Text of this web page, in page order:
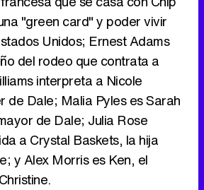
"green card" y poder vivir
Unidos; Ernest Adams
del rodeo que contrata a
interpreta a Nicole
de Dale; Malia Pyles es Sarah
de Dale; Julia Rose
a Crystal Baskets, la hija
y Alex Morris es Ken, el